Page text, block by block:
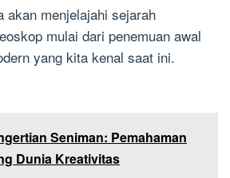
akan menjelajahi sejarah
mulai dari penemuan awal
yang kita kenal saat ini.
Seniman: Pemahaman
Dunia Kreativitas